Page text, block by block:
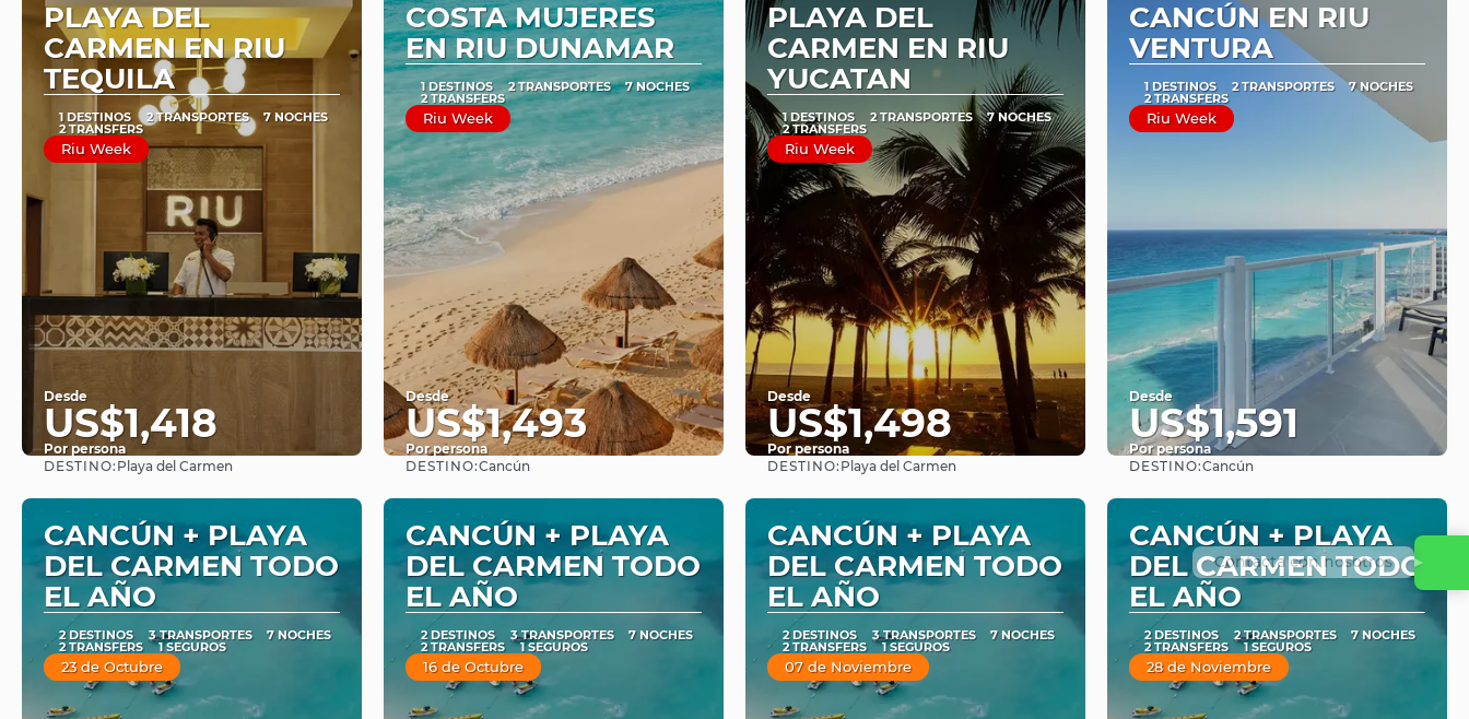
PLAYA DEL
CARMEN EN RIU
TEQUILA
1 DESTINOS 2 TRANSPORTES 7 NOCHES
2 TRANSFERS
Riu Week
Desde
US$1,418
Por persona
Ver
DESTINO: Playa del Carmen
COSTA MUJERES
EN RIU DUNAMAR
1 DESTINOS 2 TRANSPORTES 7 NOCHES
2 TRANSFERS
Riu Week
Desde
US$1,493
Por persona
DESTINO:Cancún
PLAYA DEL
CARMEN EN RIU
YUCATAN
1 DESTINOS 2 TRANSPORTES 7 NOCHES
2 TRANSFERS
Riu Week
Desde
US$1,498
Por persona
Ver
DESTINO: Playa del Carmen
CANCÚN EN RIU
VENTURA
1 DESTINOS 2 TRANSPORTES 7 NOCHES
2 TRANSFERS
Riu Week
Desde
US$1,591
Por persona
DESTINO:Cancún
CANCÚN + PLAYA
DEL CARMEN TODO
EL AÑO
2 DESTINOS 3 TRANSPORTES 7 NOCHES
2 TRANSFERS 1 SEGUROS
23 de Octubre
CANCÚN + PLAYA
DEL CARMEN TODO
EL AÑO
2 DESTINOS 3 TRANSPORTES 7 NOCHES
2 TRANSFERS 1 SEGUROS
16 de Octubre
CANCÚN + PLAYA
DEL CARMEN TODO
EL AÑO
2 DESTINOS 3 TRANSPORTES 7 NOCHES
2 TRANSFERS 1 SEGUROS
07 de Noviembre
CANCÚN + PLAYA
DEL CARMEN TODO
EL AÑO
2 DESTINOS 2 TRANSPORTES 7 NOCHES
2 TRANSFERS 1 SEGUROS
28 de Noviembre
Contacta con nosotros